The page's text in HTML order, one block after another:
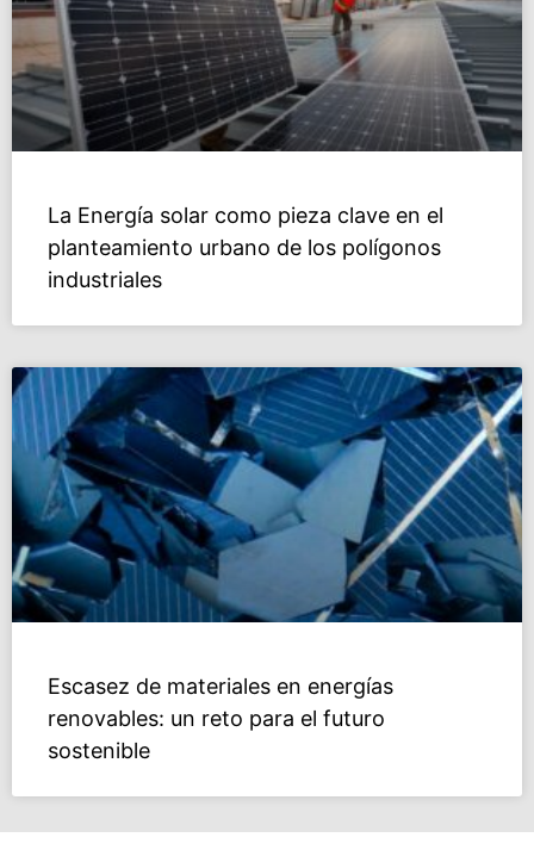
La Energía solar como pieza clave en el
planteamiento urbano de los polígonos
industriales
Escasez de materiales en energías
renovables: un reto para el futuro
sostenible